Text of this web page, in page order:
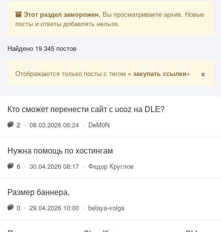
Этот раздел заморожен. Вы просматриваете архив. Новые
посты и ответы добавлять нельзя.
Найдено 19 345 постов
Отображаются только посты с тегом « закупать ссылки» ×
Кто сможет перенести сайт с ucoz на DLE?
2 • 08.03.2026 06:24 • DeM0N
Нужна помощь по хостингам
6 • 30.04.2026 08:17 • Федор Круглов
Размер баннера.
0 • 29.04.2026 10:00 • belaya-volga